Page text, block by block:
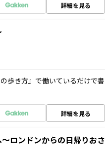
詳細を見る
歩き方』で働いているだけで書
詳細を見る
ロンドンからの日帰りおさ